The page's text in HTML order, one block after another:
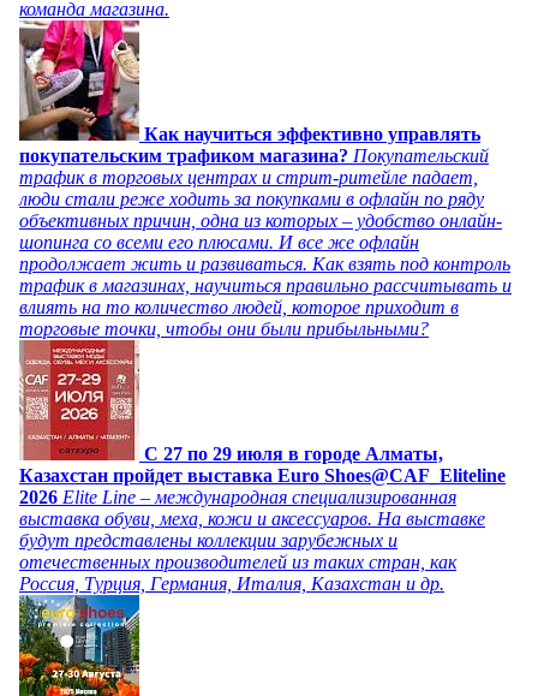
команда магазина.
Как научиться эффективно управлять
покупательским трафиком магазина? Покупательский
трафик в торговых центрах и стрит-ритейле падает,
люди стали реже ходить за покупками в офлайн по ряду
объективных причин, одна из которых – удобство онлайн-
шопинга со всеми его плюсами. И все же офлайн
продолжает жить и развиваться. Как взять под контроль
трафик в магазинах, научиться правильно рассчитывать и
влиять на то количество людей, которое приходит в
торговые точки, чтобы они были прибыльными?
C 27 по 29 июля в городе Алматы,
Казахстан пройдет выставка Euro Shoes@CAF_Eliteline
2026 Elite Line – международная специализированная
выставка обуви, меха, кожи и аксессуаров. На выставке
будут представлены коллекции зарубежных и
отечественных производителей из таких стран, как
Россия, Турция, Германия, Италия, Казахстан и др.